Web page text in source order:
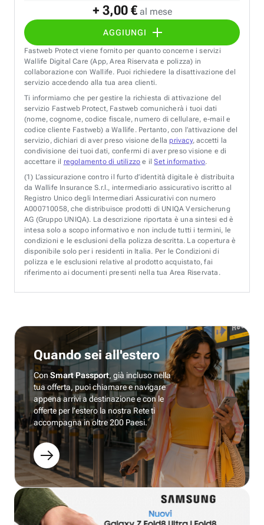
+ 3,00 € al mese
AGGIUNGI
Fastweb Protect viene fornito per quanto concerne i servizi
Wallife Digital Care (App, Area Riservata e polizza) in
collaborazione con Wallife. Puoi richiedere la disattivazione del
servizio accedendo alla tua area clienti.
Ti informiamo che per gestire la richiesta di attivazione del
servizio Fastweb Protect, Fastweb comunicherà i tuoi dati
(nome, cognome, codice fiscale, numero di cellulare, e-mail e
codice cliente Fastweb) a Wallife. Pertanto, con l’attivazione del
servizio, dichiari di aver preso visione della privacy, accetti la
condivisione dei tuoi dati, confermi di aver preso visione e di
accettare il regolamento di utilizzo e ilSet informativo.
(1) L’assicurazione contro il furto d’identità digitale è distribuita
da Wallife Insurance S.r.l., intermediario assicurativo iscritto al
Registro Unico degli Intermediari Assicurativi con numero
A000710058, che distribuisce prodotti di UNIQA Versicherung
AG (Gruppo UNIQA). La descrizione riportata è una sintesi ed è
intesa solo a scopo informativo e non include tutti i termini, le
condizioni e le esclusioni della polizza descritta. La copertura è
disponibile solo per i residenti in Italia. Per le Condizioni di
polizza e le esclusioni relative al prodotto acquistato, fai
riferimento ai documenti presenti nella tua Area Riservata.
Quando sei all'estero
ConSmart Passport, già incluso nella
tua offerta, puoi chiamare e navigare
appena arrivi a destinazione e con le
offerte per l’estero la nostra Rete ti
accompagna in oltre 200 Paesi.